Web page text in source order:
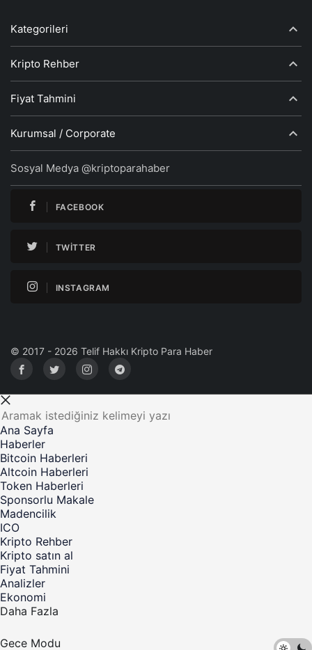
Kategorileri
Kripto Rehber
Fiyat Tahmini
Kurumsal / Corporate
Sosyal Medya @kriptoparahaber
FACEBOOK
TWITTER
INSTAGRAM
© 2017 - 2026 Telif Hakkı Kripto Para Haber
Ana Sayfa
Haberler
Bitcoin Haberleri
Altcoin Haberleri
Token Haberleri
Sponsorlu Makale
Madencilik
ICO
Kripto Rehber
Kripto satın al
Fiyat Tahmini
Analizler
Ekonomi
Daha Fazla
Gece Modu